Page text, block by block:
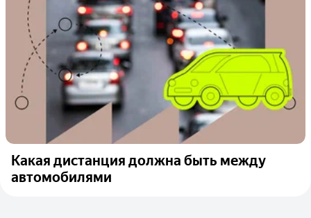
Какая дистанция должна быть между
автомобилями